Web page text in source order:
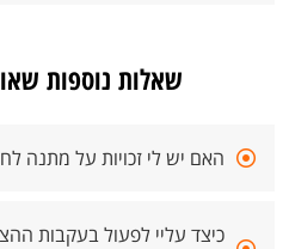
שאלות נוספות
האם יש לי זכויות על מתנה
כיצד עליי לפעול בעקבות